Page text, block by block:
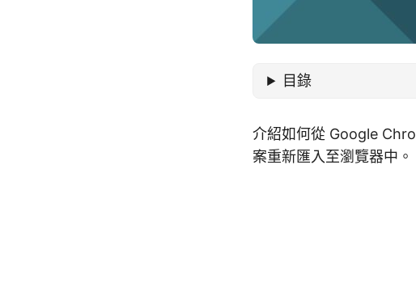
目錄
介紹如何從 Google
案重新匯入至瀏覽器中。